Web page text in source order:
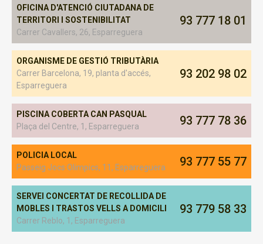
OFICINA D'ATENCIÓ CIUTADANA DE
TERRITORI I SOSTENIBILITAT
Carrer Cavallers, 26, Esparreguera
93 777 18 01
ORGANISME DE GESTIÓ TRIBUTÀRIA
Carrer Barcelona, 19, planta d'accés,
Esparreguera
93 202 98 02
PISCINA COBERTA CAN PASQUAL
Plaça del Centre, 1, Esparreguera
93 777 78 36
POLICIA LOCAL
Passeig Jocs Olimpics, 11, Esparreguera
93 777 55 77
SERVEI CONCERTAT DE RECOLLIDA DE
MOBLES I TRASTOS VELLS A DOMICILI
Carrer Reblo, 1, Esparreguera
93 779 58 33